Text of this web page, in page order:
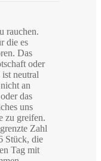
rauchen.
die es
Das
oder
neutral
an
das
uns
zu greifen.
Zahl
Stück, die
Tag mit